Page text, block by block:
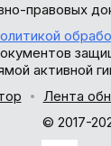
правовых
активной
Лента
© 2017-